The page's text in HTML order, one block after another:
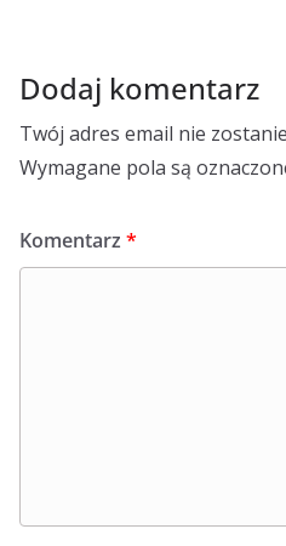
Dodaj komentarz
Twój adres email nie
Wymagane pola są
Komentarz *